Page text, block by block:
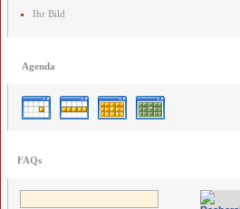
Ihr Bild
Agenda
FAQs